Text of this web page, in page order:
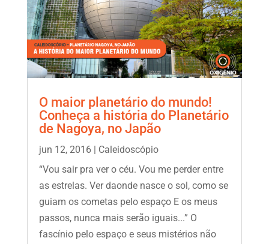
O maior planetário do mundo!
Conheça a história do Planetário
de Nagoya, no Japão
jun 12, 2016| Caleidoscópio
“Vou sair pra ver o céu. Vou me perder entre
as estrelas. Ver daonde nasce o sol, como se
guiam os cometas pelo espaço E os meus
passos, nunca mais serão iguais...” O
fascínio pelo espaço e seus mistérios não